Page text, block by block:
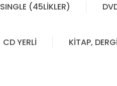
(45LİKLER)
CD YERLİ KİTAP, DERGİ